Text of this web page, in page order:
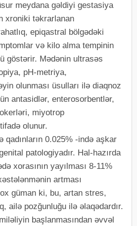
meydana gəldiyi gestasiya
xroniki təkrarlanan
epiqastral bölgədəki
və kilo alma tempinin
göstərir. Mədənin ultrasəs
pH-metriya,
olunması üsulları ilə diaqnoz
antasidlər, enterosorbentlər,
miyotrop
olunur.
qadınların 0.025% -ində aşkar
patologiyadır. Hal-hazırda
xorasının yayılması 8-11%
artması
güman ki, bu, artan stres,
ailə pozğunluğu ilə əlaqədardır.
başlanmasından əvvəl